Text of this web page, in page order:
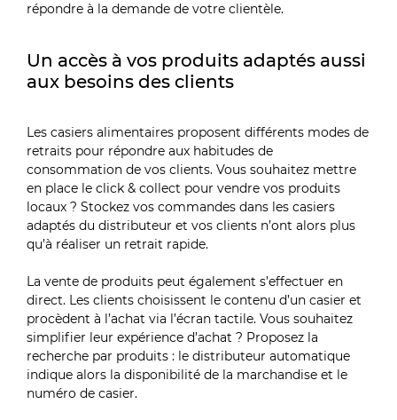
répondre à la demande de votre clientèle.
Un accès à vos produits adaptés aussi
aux besoins des clients
Les casiers alimentaires proposent différents modes de
retraits pour répondre aux habitudes de
consommation de vos clients. Vous souhaitez mettre
en place le click & collect pour vendre vos produits
locaux ? Stockez vos commandes dans les casiers
adaptés du distributeur et vos clients n’ont alors plus
qu’à réaliser un retrait rapide.
La vente de produits peut également s’effectuer en
direct. Les clients choisissent le contenu d’un casier et
procèdent à l’achat via l’écran tactile. Vous souhaitez
simplifier leur expérience d’achat ? Proposez la
recherche par produits : le distributeur automatique
indique alors la disponibilité de la marchandise et le
numéro de casier.